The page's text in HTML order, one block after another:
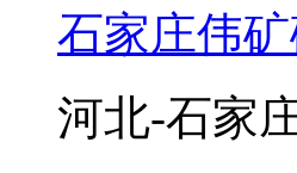
石家庄伟
河北-石家